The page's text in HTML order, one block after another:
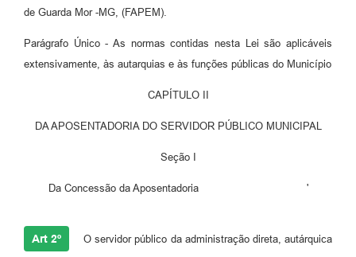
de Guarda Mor -MG, (FAPEM).
Parágrafo Único - As normas contidas nesta Lei são aplicáveis
extensivamente, às autarquias e às funções públicas do Município
CAPÍTULO II
DA APOSENTADORIA DO SERVIDOR PÚBLICO MUNICIPAL
Seção I
Da Concessão da Aposentadoria '
Art 2º O servidor público da administração direta, autárquica